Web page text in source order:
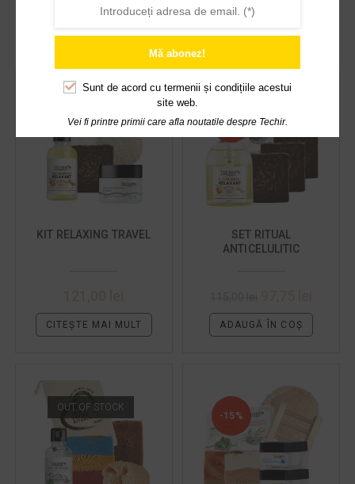
PRODUSE SIMILARE
KIT RELAXING TRAVEL
CITEȘTE MAI MULT
-15%
SET RITUAL
ANTICELULITIC
ADAUGĂ ÎN COȘ
OUT OF STOCK
-15%
Mă abonez!
Sunt de acord cu termenii și condițiile acestui
site web.
Vei fi printre primii care afla noutatile despre Techir.